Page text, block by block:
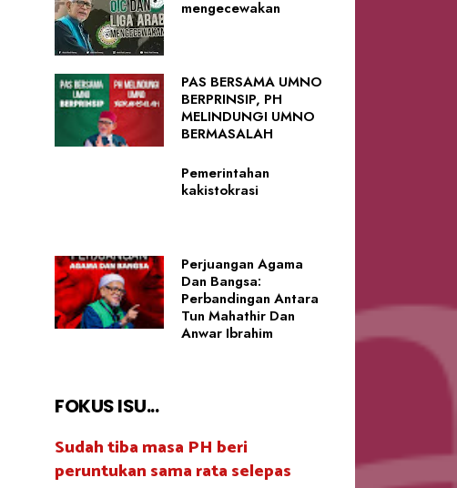
mengecewakan
PAS BERSAMA UMNO
BERPRINSIP, PH
MELINDUNGI UMNO
BERMASALAH
Pemerintahan
kakistokrasi
Perjuangan Agama
Dan Bangsa:
Perbandingan Antara
Tun Mahathir Dan
Anwar Ibrahim
FOKUS ISU...
Sudah tiba masa PH beri
peruntukan sama rata selepas